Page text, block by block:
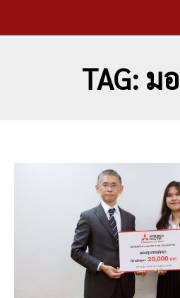
TAG: ม